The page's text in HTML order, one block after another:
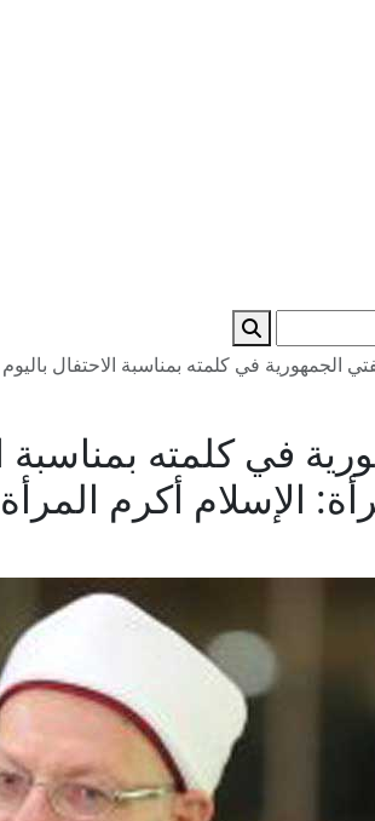
الجمهورية في كلمته بمناسبة الاحتفال
في كلمته بمناسبة
الإسلام أكرم